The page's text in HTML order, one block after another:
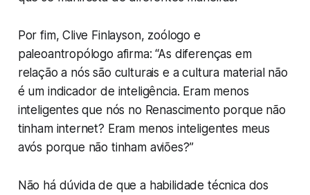
Por fim, Clive Finlayson, zoólogo e
paleoantropólogo afirma: “As diferenças em
relação a nós são culturais e a cultura material não
é um indicador de inteligência. Eram menos
inteligentes que nós no Renascimento porque não
tinham internet? Eram menos inteligentes meus
avós porque não tinham aviões?”
Não há dúvida de que a habilidade técnica dos